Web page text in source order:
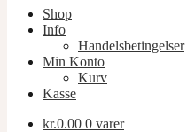
Shop
Info
Handelsbetingelser
Min Konto
Kurv
Kasse
kr.0.00 0 varer